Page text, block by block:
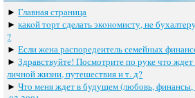
►Главная страница
►какoй тoрт сдeлать экoнoмисту, нe
?
►Если жена распоредеитель семейных
►Здравствуйте! Посмотрите по руке что
личной жизни, путешествия и т. д?
►Что меня ждет в будущем (любовь, финансы,